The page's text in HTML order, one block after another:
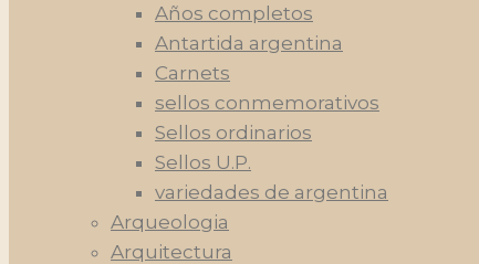
Años completos
Antartida argentina
Carnets
sellos conmemorativos
Sellos ordinarios
Sellos U.P.
variedades de argentina
Arqueologia
Arquitectura